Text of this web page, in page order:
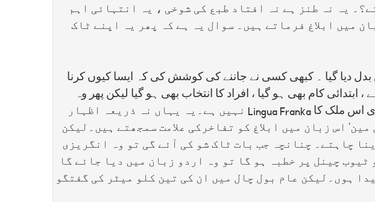
یہ نہ طنز ہے نہ افتاد طبع کی شوخی ، یہ انتہائی اہم
میں ابلاغ فرماتے ہیں۔ سوال یہ ہے کہ پھر یہ اپنے ٹاک
دیا گیا ۔ کبھی کسی نے جاننے کی کوشش کی کہ ایسا کیوں کرنا
ابتدائی کام بھی ہو گیا ، افراد کا انتخاب بھی ہو گیا لیکن پھر وہ
اس ملک کا Lingua Franka نہیں ہے۔یہ یہاں نہ ذریعہ اظہار
اس زبان میں ابلاغ کو تفاخرکی علامت سمجھتے ہیں۔لیکن
چاہتے۔ چنانچہ جب بات ٹاک شو کی آئے گی تو وہ انگریزی
چینل پر خطبہ ہو گا تو وہ اردو زبان میں دیا جائے گا
ہوں۔لیکن عام بول چال میں ان کی تین کلو میٹر کی گفتگو